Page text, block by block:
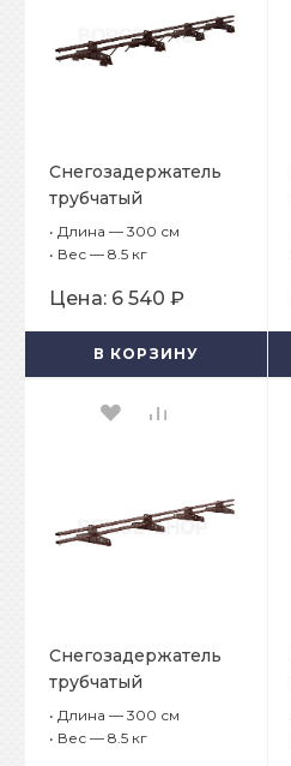
Снегозадержатель
трубчатый
плоскоовальный
BORGE 25х45 мм, L-3
для профнастила H-
60, H-75
• Длина — 300 см
• Вес — 8.5 кг
Цена: 6 540 ₽
В КОРЗИНУ
Снегозадержатель
трубчатый
плоскоовальный
BORGE 25х45 мм, L-3
• Длина — 300 см
• Вес — 8.5 кг